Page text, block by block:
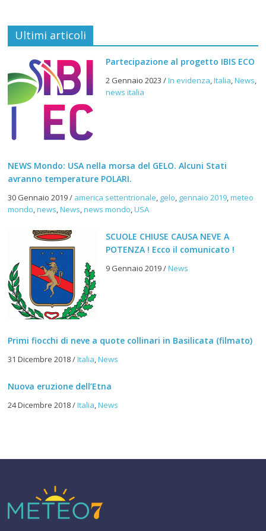
Ultimi articoli
Partecipazione al progetto IBIS ECO
2 Gennaio 2023 /In evidenza,Italia,News,
news italia
NEWS Mondo: USA nella morsa del GELO. Alcuni Stati
avranno temperature POLARI.
30 Gennaio 2019/ america settentrionale, gelo, gennaio 2019,meteo
mondo,news,News,news mondo,USA
SCUOLE CHIUSE CAUSA NEVE A
POTENZA ! Ecco il comunicato !
9 Gennaio 2019/News
Primi fiocchi di neve a quote collinari in Basilicata (filmato)
31 Dicembre 2018/Italia,News
Nuova eruzione dell’Etna
24 Dicembre 2018/Italia,News